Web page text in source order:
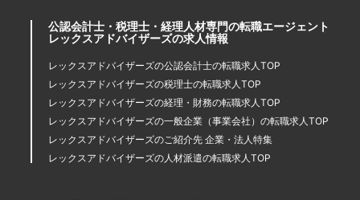
公認会計士・税理士・経理人材専門の転職エージェント
レックスアドバイザーズの求人情報
レックスアドバイザーズの公認会計士の転職求人TOP
レックスアドバイザーズの税理士の転職求人TOP
レックスアドバイザーズの経理・財務の転職求人TOP
レックスアドバイザーズの一般企業（事業会社）の転職求人TOP
レックスアドバイザーズのご紹介先 企業・法人特集
レックスアドバイザーズの人材派遣の転職求人TOP